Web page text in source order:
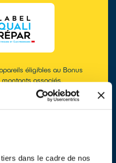
dans le cadre de nos
éligibles au Bonus
associés.
RECHERCHE